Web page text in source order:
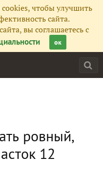
чтобы улучшить
сайта.
вы соглашаетесь с
ок
ровный,
12